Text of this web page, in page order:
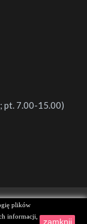
pt. 7.00-15.00)
plików
informacji,
zamknij